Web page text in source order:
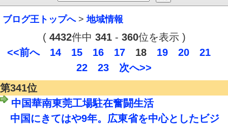
ブログ王トップへ>地域情報
( 4432件中 341- 360位を表示 )
<<前へ
14 15 16 17 18 19 20
21
22
23
次へ>>
第341位
中国華南東莞工場駐在奮闘生活
中国にきてはや9年。広東省を中心としたビジ